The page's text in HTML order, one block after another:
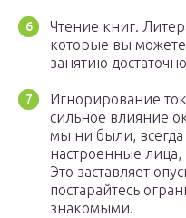
Чтение книг.
которые вы можете
занятию
Игнорирование
сильное влияние
мы ни были, всегда
настроенные
Это заставляет
постарайтесь
знакомыми.